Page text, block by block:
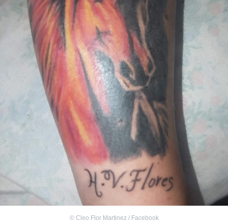
© Cleo Flor Martinez / Facebook